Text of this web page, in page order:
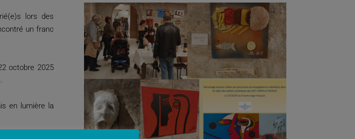
lors des
un franc
octobre 2025
en lumière la